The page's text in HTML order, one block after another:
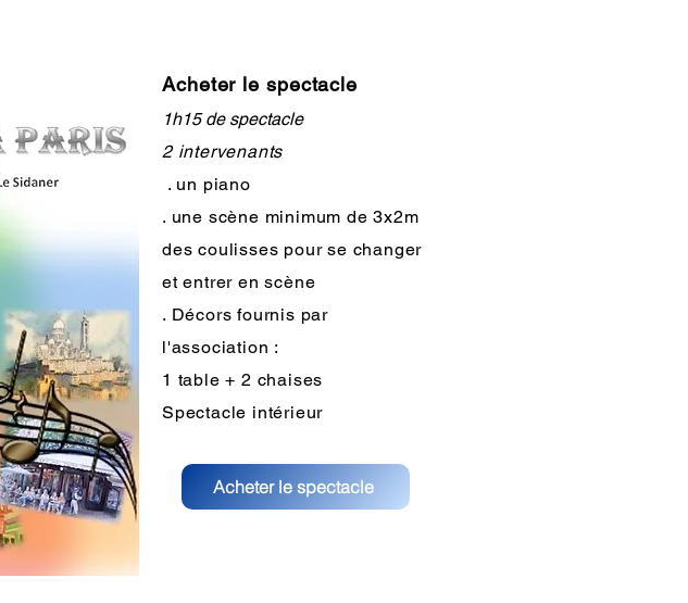
Acheter le spectacle
1h15 de spectacle
2 intervenants
. un piano
. une scène minimum de 3x2m
des coulisses pour se changer
et entrer en scène
. Décors fournis par
l'association :
1 table + 2 chaises
Spectacle intérieur
Acheter le spectacle